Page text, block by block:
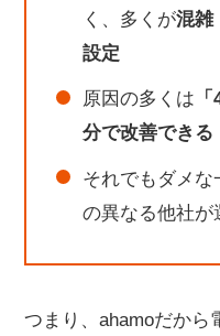
く、多くが混雑
設定
原因の多くは
分で改善できる
それでもダメな
の異なる他社が
つまり、ahamoだから